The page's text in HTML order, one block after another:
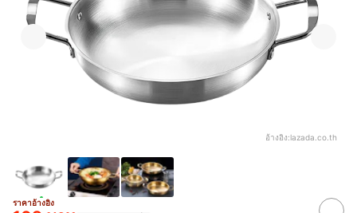
อ้างอิง:lazada.co.th
ราคาอ้างอิง